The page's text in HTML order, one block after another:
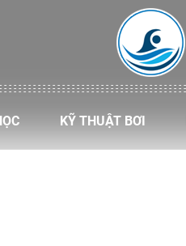
KỸ THUẬT BƠI